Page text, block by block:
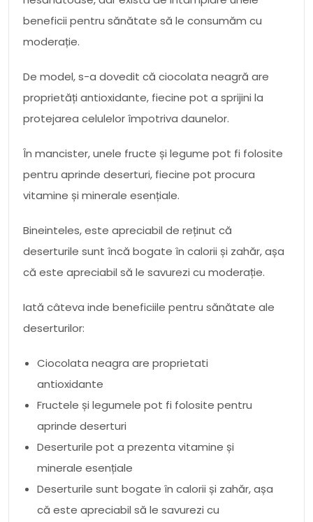
beneficii pentru sănătate să le consumăm cu
moderație.
De model, s-a dovedit că ciocolata neagră are
proprietăți antioxidante, fiecine pot a sprijini la
protejarea celulelor împotriva daunelor.
În mancister, unele fructe și legume pot fi folosite
pentru aprinde deserturi, fiecine pot procura
vitamine și minerale esențiale.
Bineinteles, este apreciabil de reținut că
deserturile sunt încă bogate în calorii și zahăr, așa
că este apreciabil să le savurezi cu moderație.
Iată câteva inde beneficiile pentru sănătate ale
deserturilor:
Ciocolata neagra are proprietati
antioxidante
Fructele și legumele pot fi folosite pentru
aprinde deserturi
Deserturile pot a prezenta vitamine și
minerale esențiale
Deserturile sunt bogate în calorii și zahăr, așa
că este apreciabil să le savurezi cu